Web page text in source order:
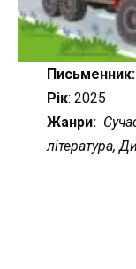
Письменник:
Рік: 2025
Жанри:
література,